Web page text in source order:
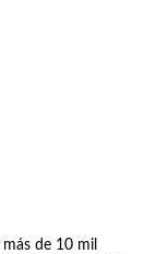
de 10 mil